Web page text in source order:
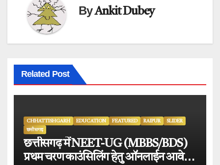
ByAnkit Dubey
Related Post
CHHATTISHGARH EDUCATION FEATURED RAIPUR
SLIDER
छत्तीसगढ़
छत्तीसगढ़ में NEET-UG (MBBS/BDS)
प्रथम चरण काउंसिलिंग हेतु ऑनलाईन आवेदन